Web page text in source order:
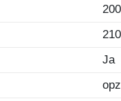
200
210
Ja